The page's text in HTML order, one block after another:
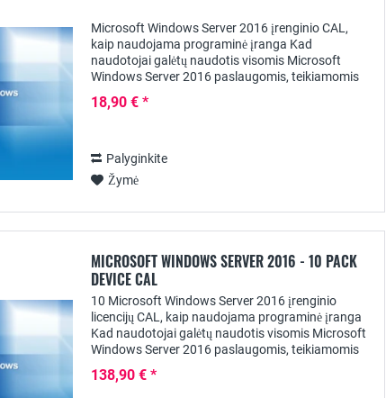
Microsoft Windows Server 2016 įrenginio CAL,
kaip naudojama programinė įranga Kad
naudotojai galėtų naudotis visomis Microsoft
Windows Server 2016 paslaugomis, teikiamomis
licencijos vienai...
18,90 € *
Palyginkite
Žymė
MICROSOFT WINDOWS SERVER 2016 - 10 PACK
DEVICE CAL
10 Microsoft Windows Server 2016 įrenginio
licencijų CAL, kaip naudojama programinė įranga
Kad naudotojai galėtų naudotis visomis Microsoft
Windows Server 2016 paslaugomis, teikiamomis
138,90 € *